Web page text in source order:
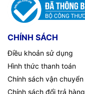
CHÍNH SÁCH
Điều khoản sử dụng
Hình thức thanh toán
Chính sách vận chuyển
Chính sách đổi trả hàng